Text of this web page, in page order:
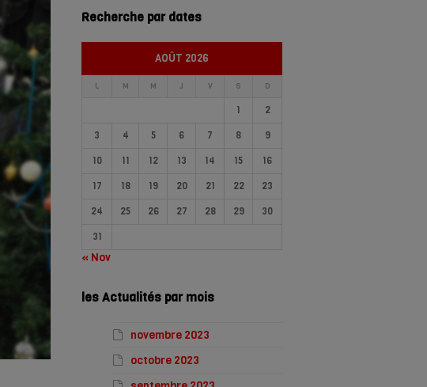
Recherche par dates
AOÛT 2026
L M M J V S D
1
2
3
4 5 6 7 8
9
10
11 12 13 14 15
16
17
18 19 20 21 22
23
24
25 26 27 28 29
30
31
« Nov
les Actualités par mois
novembre 2023
octobre 2023